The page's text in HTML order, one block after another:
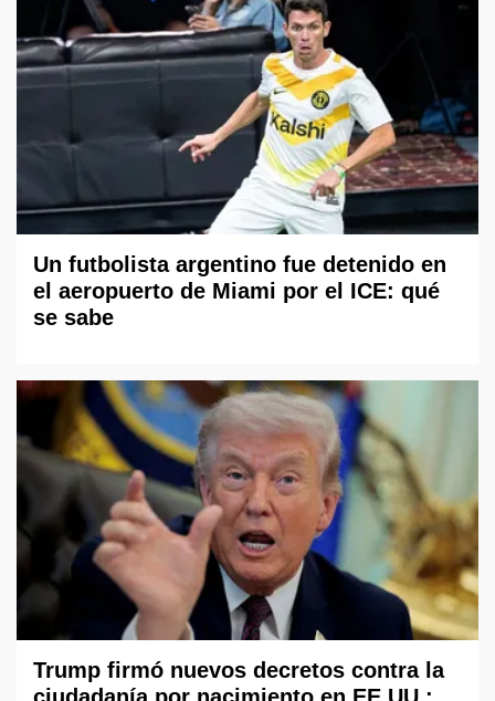
Un futbolista argentino fue detenido en
el aeropuerto de Miami por el ICE: qué
se sabe
Trump firmó nuevos decretos contra la